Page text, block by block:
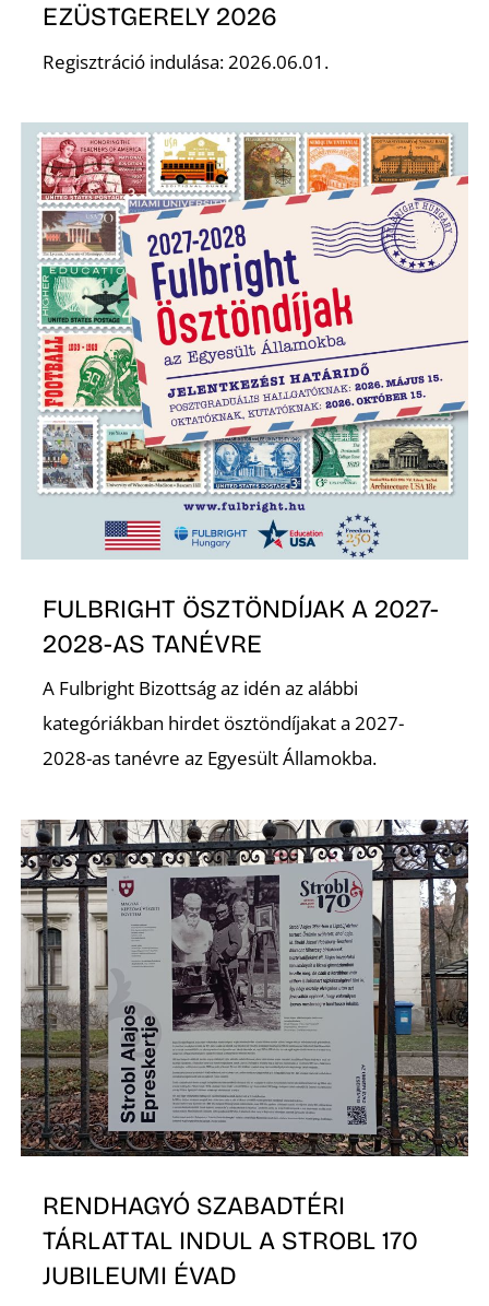
EZÜSTGERELY 2026
Regisztráció indulása: 2026.06.01.
FULBRIGHT ÖSZTÖNDÍJAK A 2027-
2028-AS TANÉVRE
A Fulbright Bizottság az idén az alábbi
kategóriákban hirdet ösztöndíjakat a 2027-
2028-as tanévre az Egyesült Államokba.
RENDHAGYÓ SZABADTÉRI
TÁRLATTAL INDUL A STROBL 170
JUBILEUMI ÉVAD